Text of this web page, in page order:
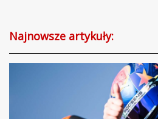
Najnowsze artykuły: